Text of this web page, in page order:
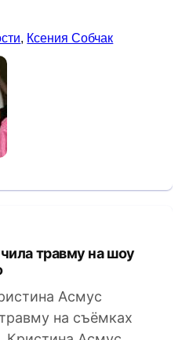
, Ксения Собчак
Асмус
на съёмках